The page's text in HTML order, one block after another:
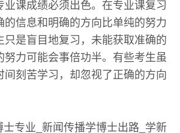
业课成绩必须出色。在专业课复习
的信息和明确的方向比单纯的努力
只是盲目地复习，未能获取准确的
努力可能会事倍功半。有些考生虽
间刻苦学习，却忽视了正确的方向